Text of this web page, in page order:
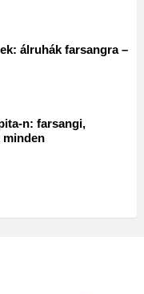
álruhák farsangra –
n: farsangi,
minden